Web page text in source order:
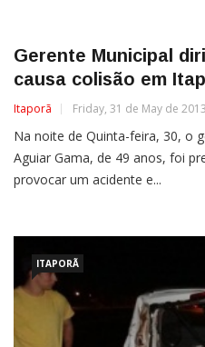
Gerente Municipal
causa colisão em
Itaporã Friday, 31 de May de
Na noite de Quinta-feira, 30, o
Aguiar Gama, de 49 anos, foi
provocar um acidente e...
ITAPORÃ